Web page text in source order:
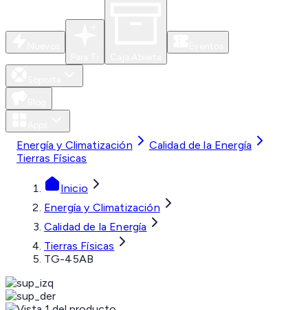
Energía y Climatización
Calidad de la Energía
Tierras Físicas
Inicio
Energía y Climatización
Calidad de la Energía
Tierras Físicas
TG-45AB